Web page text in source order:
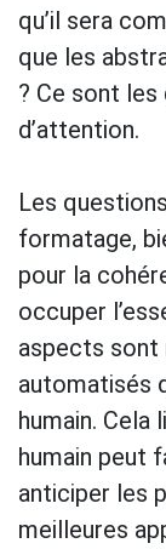
qu’il sera
que les
? Ce sont
d’attention.
Les
formatage,
pour la
occuper
aspects sont
automatisés
humain. Cela
humain peut
anticiper les
meilleures